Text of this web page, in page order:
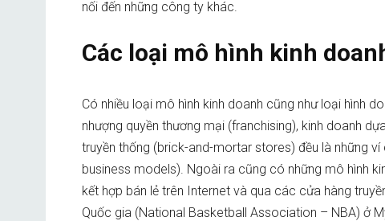
nối đến những công ty khác.
Các loại mô hình kinh
Có nhiều loại mô hình kinh doanh cũng như loại hình
nhượng quyền thương mại (franchising), kinh doanh
truyền thống (brick-and-mortar stores) đều là những
business models). Ngoài ra cũng có những mô hình
kết hợp bán lẻ trên Internet và qua các cửa hàng
Quốc gia (National Basketball Association – NBA) ở